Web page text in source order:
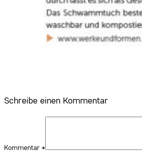
Schreibe einen Kommentar
Kommentar *